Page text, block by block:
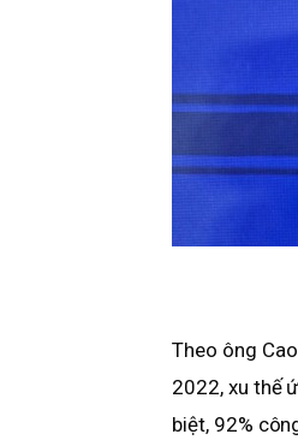
Theo ông
2022, xu thế
biệt, 92%